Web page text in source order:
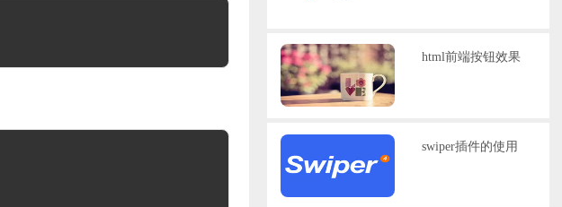
html前端按钮效果
swiper插件的使用